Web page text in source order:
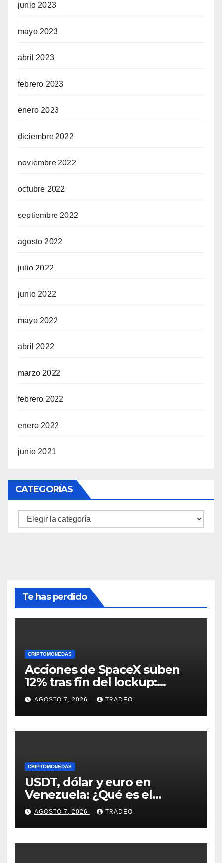
junio 2023
mayo 2023
abril 2023
febrero 2023
enero 2023
diciembre 2022
noviembre 2022
octubre 2022
septiembre 2022
agosto 2022
julio 2022
junio 2022
mayo 2022
abril 2022
marzo 2022
febrero 2022
enero 2022
junio 2021
CATEGORÍAS
Categorías
Te has perdido
CRIPTOMONEDAS
Acciones de SpaceX suben
12% tras fin del lockup:
¿Hasta dónde podrían llegar
en agosto?
AGOSTO 7, 2026 TRADEO
CRIPTOMONEDAS
USDT, dólar y euro en
Venezuela: ¿Qué es el
fenómeno “Rockets and
Feathers”?
AGOSTO 7, 2026 TRADEO